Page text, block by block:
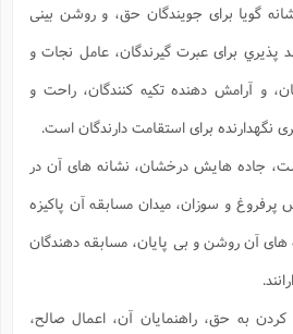
گويا براى جويندگان حق، و روشن بينى
پذيري براى عبرت گيرندگان، عامل نجات و
و آرامش دهنده تكيه كنندگان، راحت و
نگهدارنده براى استقامت دارندگان است.
جاده هايش درخشان، نشانه هاى آن در
پرفروغ و سوزان، ميدان مسابقه آن پاكيزه
هاى آن روشن و بى پايان، مسابقه دهندگان
به حق، راهنمايان آن، اعمال صالح،